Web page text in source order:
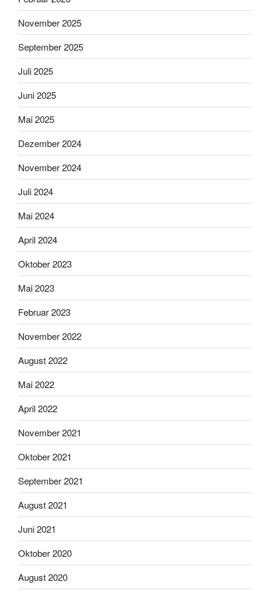
November 2025
September 2025
Juli 2025
Juni 2025
Mai 2025
Dezember 2024
November 2024
Juli 2024
Mai 2024
April 2024
Oktober 2023
Mai 2023
Februar 2023
November 2022
August 2022
Mai 2022
April 2022
November 2021
Oktober 2021
September 2021
August 2021
Juni 2021
Oktober 2020
August 2020